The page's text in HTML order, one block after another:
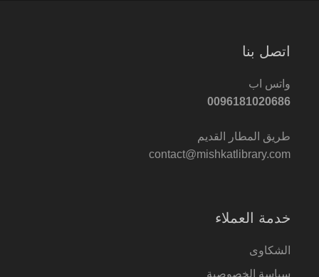
اتصل بنا
واتس اب
0096181020686
طريق المطار القديم
contact@mishkatlibrary.com
خدمة العملاء
الشكاوى
سياسة الخصوصية